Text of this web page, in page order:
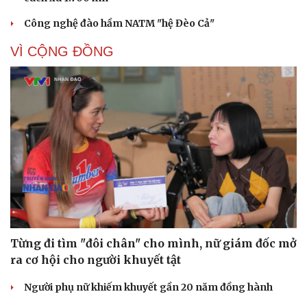
Công nghệ đào hầm NATM "hệ Đèo Cả"
VÌ CỘNG ĐỒNG
Từng đi tìm "đôi chân" cho mình, nữ giám đốc mở
ra cơ hội cho người khuyết tật
Người phụ nữ khiếm khuyết gần 20 năm đồng hành